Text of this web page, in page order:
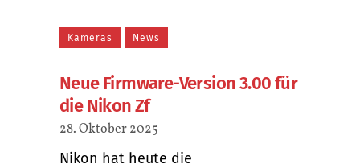
Kameras News
Neue Firmware-Version 3.00 für
die Nikon Zf
28. Oktober 2025
Nikon hat heute die